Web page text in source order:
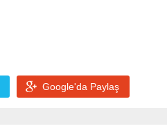
Google'da Paylaş